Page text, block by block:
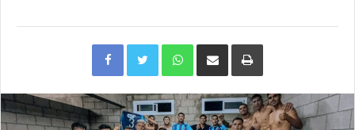
FacebookTwitterWhatsAppCompartirImprimir